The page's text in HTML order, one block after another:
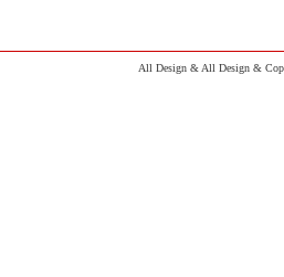
All Design & All Design &